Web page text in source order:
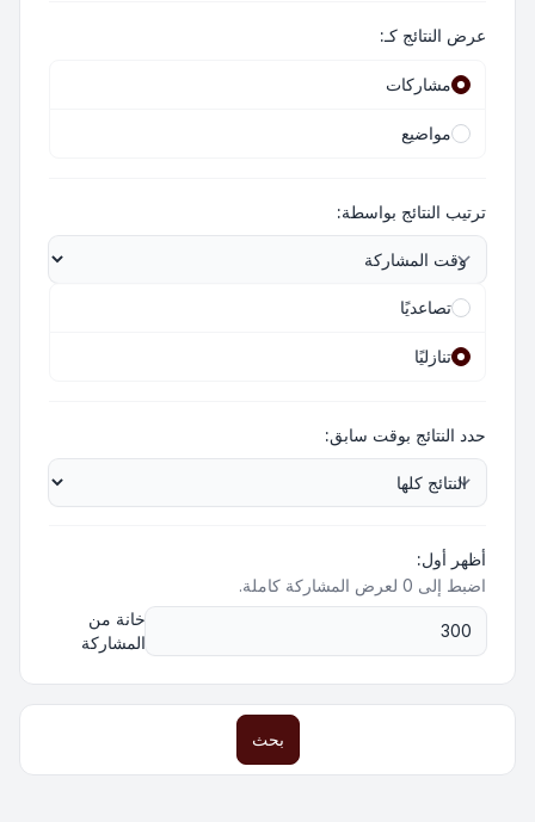
عرض النتائج كـ:
مشاركات
مواضيع
ترتيب النتائج بواسطة:
تصاعديًا
تنازليًا
حدد النتائج بوقت سابق:
أظهر أول:
اضبط إلى 0 لعرض المشاركة كاملة.
خانة من
المشاركة
بحث